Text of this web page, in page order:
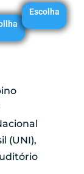
Escolha
(UNI),